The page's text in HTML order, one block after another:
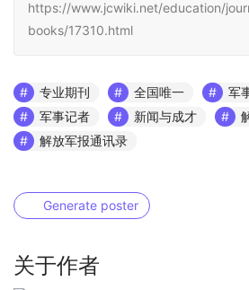
https://www.jcwiki.net/education/
books/17310.html
专业期刊 全国唯一
军
军事记者
新闻与成才
解放军报通讯录
Generate poster
关于作者